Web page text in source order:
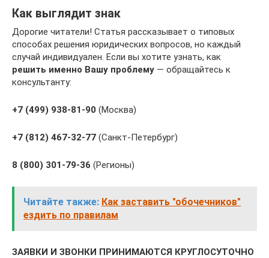
Как выглядит знак
Дорогие читатели! Статья рассказывает о типовых
способах решения юридических вопросов, но каждый
случай индивидуален. Если вы хотите узнать, как
решить именно Вашу проблему — обращайтесь к
консультанту:
+7 (499) 938-81-90 (Москва)
+7 (812) 467-32-77 (Санкт-Петербург)
8 (800) 301-79-36 (Регионы)
Читайте также: Как заставить "обочечников"
ездить по правилам
ЗАЯВКИ И ЗВОНКИ ПРИНИМАЮТСЯ КРУГЛОСУТОЧНО